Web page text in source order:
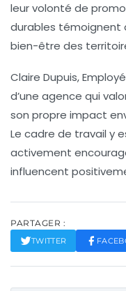
leur volonté de
durables témoignent
bien-être des
Claire Dupuis,
d’une agence qui
son propre impact
Le cadre de travail y
activement
influencent
PARTAGER :
TWITTER